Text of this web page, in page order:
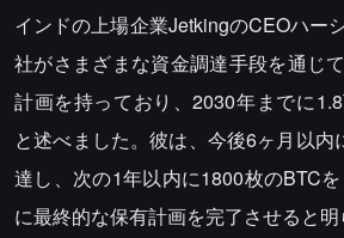
インドの上場企業JetkingのCEOハー
社がさまざまな資金調達手段を通じ
計画を持っており、2030年までに
と述べました。彼は、今後6ヶ月以内
達し、次の1年以内に1800枚のBTC
に最終的な保有計画を完了させると明